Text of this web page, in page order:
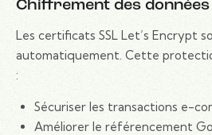
Chiffrement des données
Les certificats SSL Let’s Encrypt
automatiquement. Cette
:
Sécuriser les transactions e-
Améliorer le référencement